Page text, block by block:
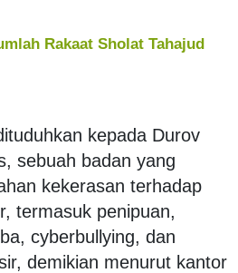
Rakaat Sholat Tahajud
kepada Durov
sebuah badan yang
kekerasan terhadap
termasuk penipuan,
cyberbullying, dan
demikian menurut kantor